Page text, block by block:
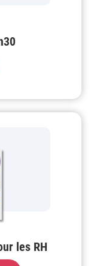
les RH